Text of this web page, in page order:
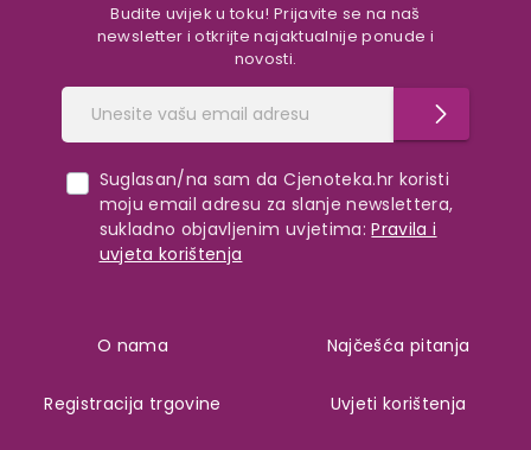
Budite uvijek u toku! Prijavite se na naš
newsletter i otkrijte najaktualnije ponude i
novosti.
Suglasan/na sam da Cjenoteka.hr koristi
moju email adresu za slanje newslettera,
sukladno objavljenim uvjetima: Pravila i
uvjeta korištenja
O nama
Registracija trgovine
Najčešća pitanja
Uvjeti korištenja